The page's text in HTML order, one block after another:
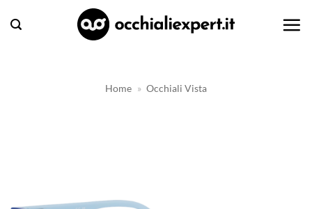
Home » Occhiali Vista